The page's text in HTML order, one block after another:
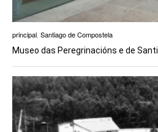
principal, Santiago de Compostela
Museo das Peregrinacións e de